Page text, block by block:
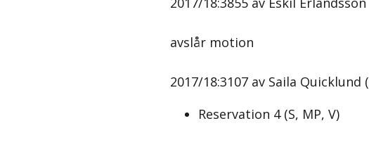
avslår motion
2017/18:3107 av Saila Quicklund
Reservation 4(S, MP, V)